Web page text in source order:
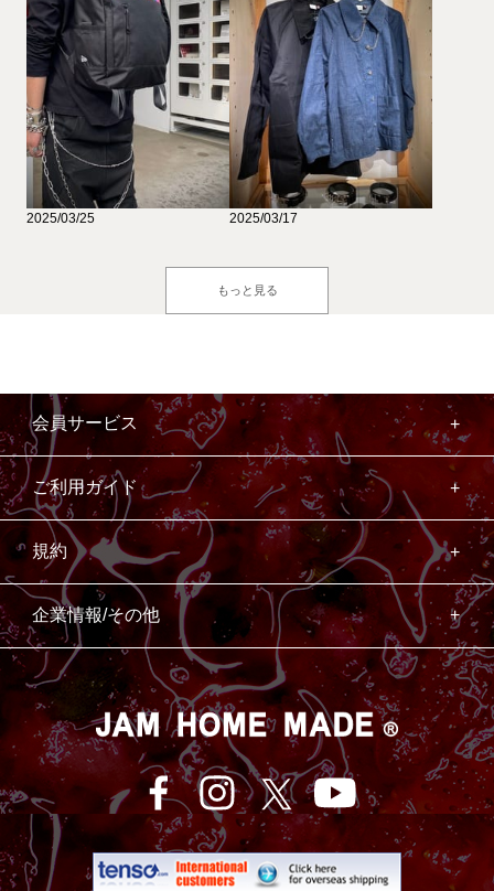
2025/03/25 2025/03/17
もっと見る
会員サービス
ご利用ガイド
規約
企業情報/その他